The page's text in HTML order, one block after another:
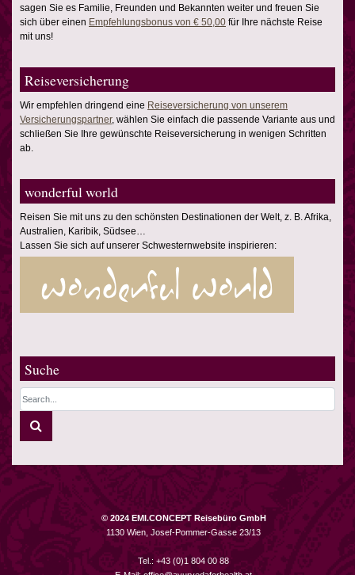
sagen Sie es Familie, Freunden und Bekannten weiter und freuen Sie
sich über einen Empfehlungsbonus von € 50,00 für Ihre nächste Reise
mit uns!
Reiseversicherung
Wir empfehlen dringend eine Reiseversicherung von unserem
Versicherungspartner, wählen Sie einfach die passende Variante aus und
schließen Sie Ihre gewünschte Reiseversicherung in wenigen Schritten
ab.
wonderful world
Reisen Sie mit uns zu den schönsten Destinationen der Welt, z. B. Afrika,
Australien, Karibik, Südsee…
Lassen Sie sich auf unserer Schwesternwebsite inspirieren:
Suche
© 2024 EMI.CONCEPT Reisebüro GmbH
1130 Wien, Josef-Pommer-Gasse 23/13
Tel.: +43 (0)1 804 00 88